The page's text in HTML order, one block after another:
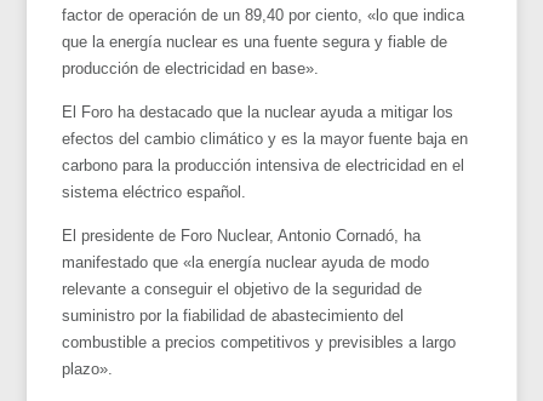
factor de operación de un 89,40 por ciento, «lo que indica
que la energía nuclear es una fuente segura y fiable de
producción de electricidad en base».
El Foro ha destacado que la nuclear ayuda a mitigar los
efectos del cambio climático y es la mayor fuente baja en
carbono para la producción intensiva de electricidad en el
sistema eléctrico español.
El presidente de Foro Nuclear, Antonio Cornadó, ha
manifestado que «la energía nuclear ayuda de modo
relevante a conseguir el objetivo de la seguridad de
suministro por la fiabilidad de abastecimiento del
combustible a precios competitivos y previsibles a largo
plazo».